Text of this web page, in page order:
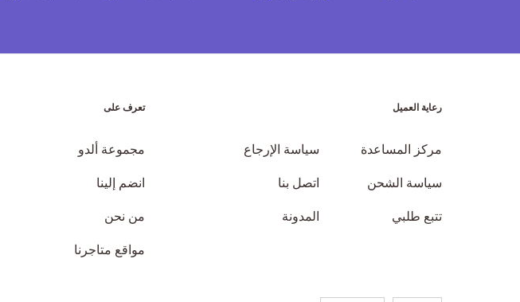
رعاية العميل
مركز المساعدة
سياسة الإرجاع
سياسة الشحن
اتصل بنا
تتبع طلبي
المدونة
تعرف على
مجموعة ألدو
انضم إلينا
من نحن
مواقع متاجرنا